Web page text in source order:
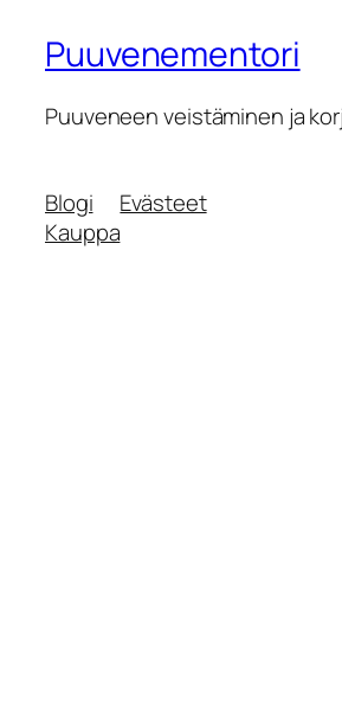
Puuvenementori
Puuveneen veistäminen ja
Blogi
Kauppa
Evästeet